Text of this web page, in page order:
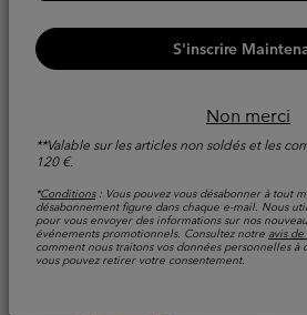
S'inscrire
Non merci
**Valable sur les articles non soldés et les
120 €.
*Conditions: Vous pouvez vous désabonner à tout
désabonnement figure dans chaque e-mail. Nous
pour vous envoyer des informations sur nos
événements promotionnels. Consultez notre avis
comment nous traitons vos données personnelles à
vous pouvez retirer votre consentement.
Sale